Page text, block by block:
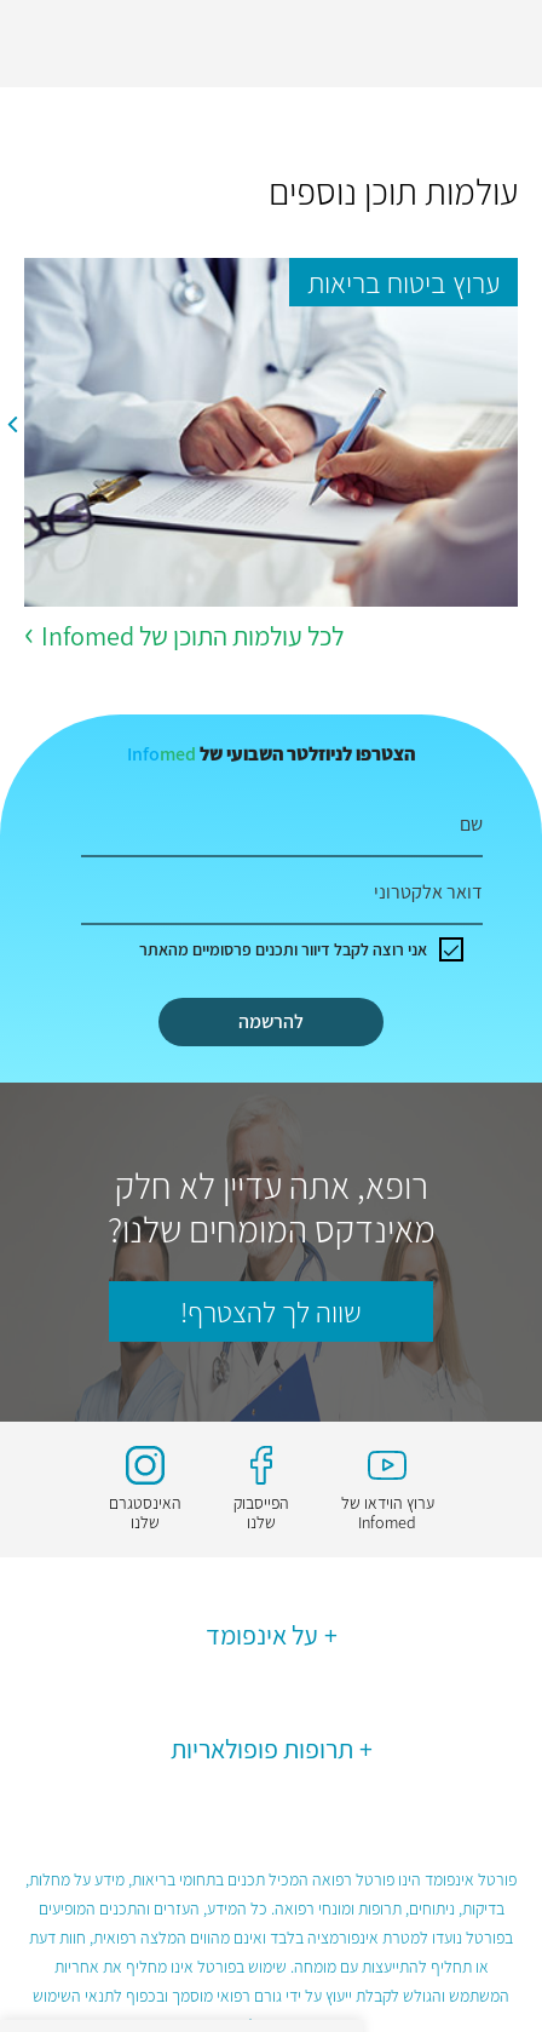
עולמות תוכן נוספים
ערוץ ביטוח בריאות
לכל עולמות התוכן של Infomed
הצטרפו לניוזלטר השבועי של Infomed
שם
דואר אלקטרוני
להרשמה
אני רוצה לקבל דיוור ותכנים פרסומיים מהאתר
רופא, אתה עדיין לא חלק
מאינדקס המומחים שלנו?
שווה לך להצטרף!
ערוץ הוידאו של
Infomed
הפייסבוק
שלנו
האינסטגרם
שלנו
על אינפומד
תרופות פופולאריות
פורטל אינפומד הינו פורטל רפואה המכיל תכנים בתחומי בריאות, מידע על מחלות,
בדיקות, ניתוחים, תרופות ומונחי רפואה. כל המידע, העזרים והתכנים המופיעים
בפורטל נועדו למטרת אינפורמציה בלבד ואינם מהווים המלצה רפואית, חוות דעת
או תחליף להתייעצות עם מומחה. שימוש בפורטל אינו מחליף את אחריות
המשתמש והגולש לקבלת ייעוץ על ידי גורם רפואי מוסמך ובכפוף לתנאי השימוש
בפורטל.